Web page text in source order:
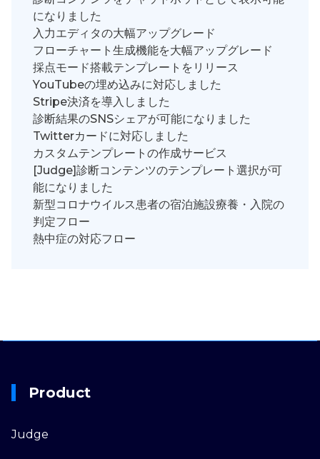
になりました
入力エディタの大幅アップグレード
フローチャート生成機能を大幅アップグレード
採点モード搭載テンプレートをリリース
YouTubeの埋め込みに対応しました
Stripe決済を導入しました
診断結果のSNSシェアが可能になりました
Twitterカードに対応しました
カスタムテンプレートの作成サービス
[Judge]診断コンテンツのテンプレート選択が可
能になりました
新型コロナウイルス患者の宿泊施設療養・入院の
判定フロー
熱中症の対応フロー
Product
Judge